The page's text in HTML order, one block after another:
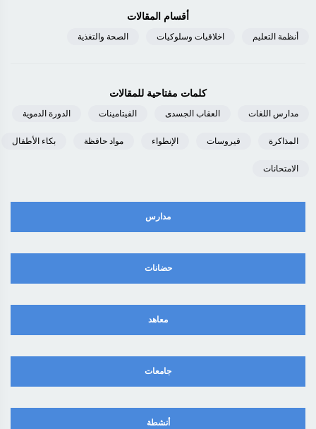
أقسام المقالات
أنظمة التعليم اخلاقيات وسلوكيات الصحة والتغذية
كلمات مفتاحية للمقالات
مدارس اللغات العقاب الجسدى الفيتامينات الدورة الدموية
المذاكرة فيروسات الإنطواء مواد حافظة بكاء الأطفال
الامتحانات
مدارس
حضانات
معاهد
جامعات
أنشطة